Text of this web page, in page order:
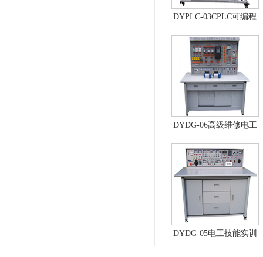
DYPLC-03CPLC可编程
统、自动控制原理综合
实验台
DYDG-06高级维修电工
型）
DYDG-05电工技能实训